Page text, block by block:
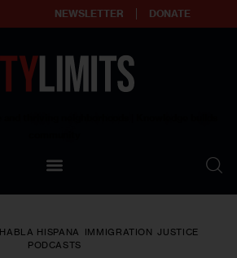
NEWSLETTER DONATE
HISPANA IMMIGRATION JUSTICE
PODCASTS